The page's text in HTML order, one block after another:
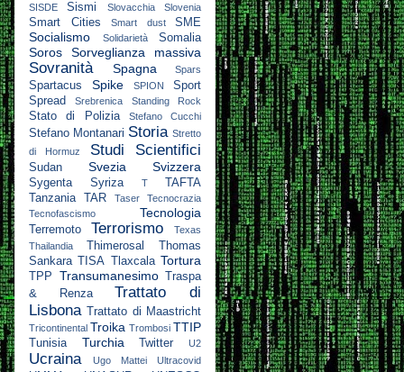
SISDE Sismi Slovacchia Slovenia
Smart Cities Smart dust SME
Socialismo Solidarietà Somalia
Soros Sorveglianza massiva
Sovranità Spagna Spars
Spartacus Spike SPION
Sport
Spread
Srebrenica Standing Rock
Stato di Polizia Stefano Cucchi
Stefano Montanari Storia Stretto
di Hormuz
Studi Scientifici
Sudan Svezia Svizzera
Sygenta Syriza T
TAFTA
Tanzania
TAR Taser
Tecnocrazia
Tecnofascismo
Tecnologia
Terremoto Terrorismo
Texas
Thailandia
Thimerosal
Thomas
Sankara
TISA Tlaxcala Tortura
TPP Transumanesimo
Traspa
& Renza
Trattato di
Lisbona
Trattato di Maastricht
Tricontinental Troika Trombosi TTIP
Tunisia Turchia Twitter U2
Ucraina Ugo Mattei Ultracovid